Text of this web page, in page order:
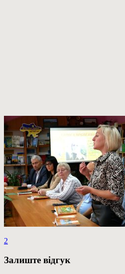
Навігація
записів
Previous
2
Залиште відгук